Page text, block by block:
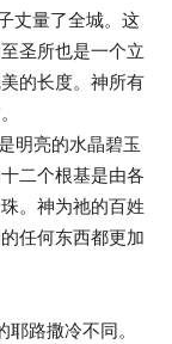
丈量了全城。这
圣所也是一个立
的长度。神所有
明亮的水晶碧玉
二个根基是由各
。神为祂的百姓
任何东西都更加
路撒冷不同。